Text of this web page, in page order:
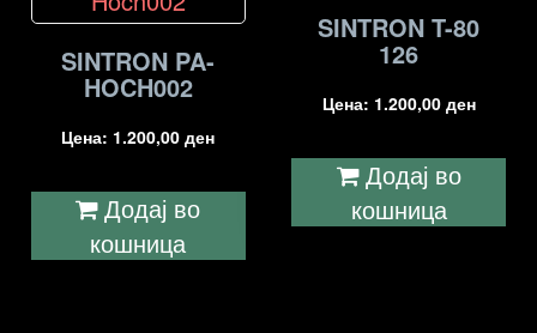
SINTRON PA-
HOCH002
Цена: 1.200,00ден
Додај во
кошница
SINTRON T-80
126
Цена: 1.200,00 ден
Додај во
кошница